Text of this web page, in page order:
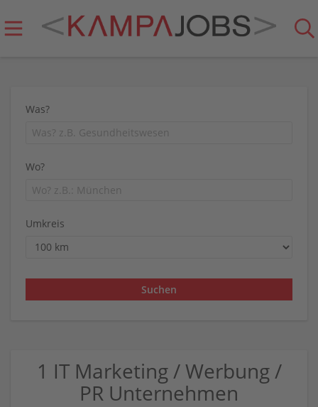
Was?
Wo?
Umkreis
1 IT Marketing / Werbung /
PR Unternehmen